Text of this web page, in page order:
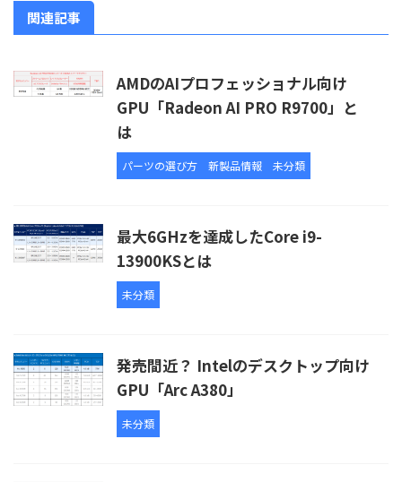
関連記事
AMDのAIプロフェッショナル向け
GPU「Radeon AI PRO R9700」と
は
パーツの選び方 新製品情報 未分類
最大6GHzを達成したCore i9-
13900KSとは
未分類
発売間近？ Intelのデスクトップ向け
GPU「Arc A380」
未分類